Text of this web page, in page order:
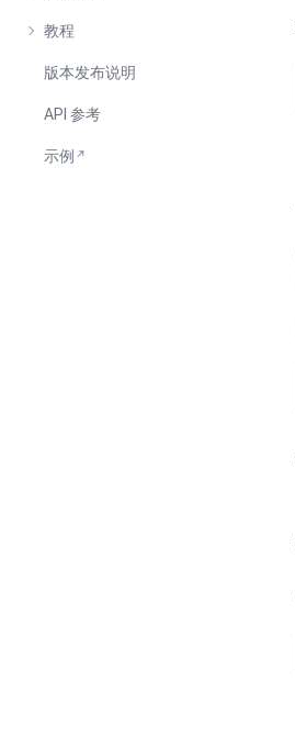
教程
版本发布说明
API 参考
示例